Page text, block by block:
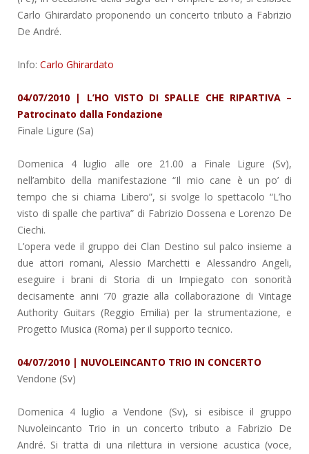
Carlo Ghirardato proponendo un concerto tributo a Fabrizio
De André.
Info: Carlo Ghirardato
04/07/2010 | L’HO VISTO DI SPALLE CHE RIPARTIVA –
Patrocinato dalla Fondazione
Finale Ligure (Sa)
Domenica 4 luglio alle ore 21.00 a Finale Ligure (Sv),
nell’ambito della manifestazione “Il mio cane è un po’ di
tempo che si chiama Libero”, si svolge lo spettacolo “L’ho
visto di spalle che partiva” di Fabrizio Dossena e Lorenzo De
Ciechi.
L’opera vede il gruppo dei Clan Destino sul palco insieme a
due attori romani, Alessio Marchetti e Alessandro Angeli,
eseguire i brani di Storia di un Impiegato con sonorità
decisamente anni ’70 grazie alla collaborazione di Vintage
Authority Guitars (Reggio Emilia) per la strumentazione, e
Progetto Musica (Roma) per il supporto tecnico.
04/07/2010 | NUVOLEINCANTO TRIO IN CONCERTO
Vendone (Sv)
Domenica 4 luglio a Vendone (Sv), si esibisce il gruppo
Nuvoleincanto Trio in un concerto tributo a Fabrizio De
André. Si tratta di una rilettura in versione acustica (voce,